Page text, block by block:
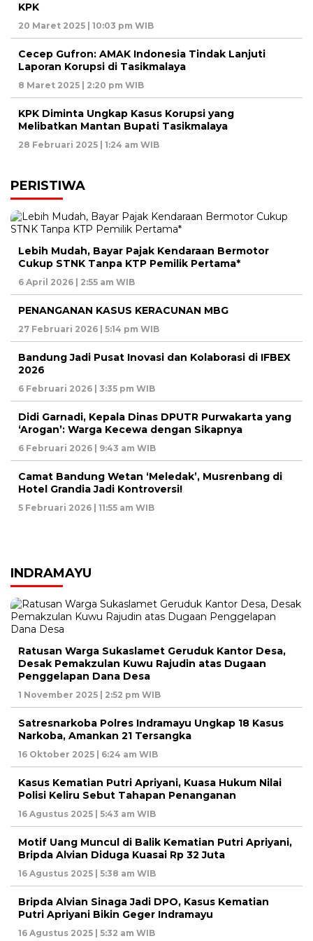
KPK
20 Maret 2025 | 10:03 pm WIB
Cecep Gufron: AMAK Indonesia Tindak Lanjuti
Laporan Korupsi di Tasikmalaya
8 Maret 2025 | 2:20 pm WIB
KPK Diminta Ungkap Kasus Korupsi yang
Melibatkan Mantan Bupati Tasikmalaya
28 Februari 2025 | 1:24 am WIB
PERISTIWA
Lebih Mudah, Bayar Pajak Kendaraan Bermotor
Cukup STNK Tanpa KTP Pemilik Pertama*
6 April 2026 | 2:55 am WIB
PENANGANAN KASUS KERACUNAN MBG
27 Februari 2026 | 5:14 pm WIB
Bandung Jadi Pusat Inovasi dan Kolaborasi di IFBEX
2026
6 Februari 2026 | 3:35 pm WIB
Didi Garnadi, Kepala Dinas DPUTR Purwakarta yang
‘Arogan’: Warga Kecewa dengan Sikapnya
6 Februari 2026 | 9:43 am WIB
Camat Bandung Wetan ‘Meledak’, Musrenbang di
Hotel Grandia Jadi Kontroversi!
5 Februari 2026 | 11:55 am WIB
INDRAMAYU
Ratusan Warga Sukaslamet Geruduk Kantor Desa,
Desak Pemakzulan Kuwu Rajudin atas Dugaan
Penggelapan Dana Desa
1 November 2025 | 2:52 pm WIB
Satresnarkoba Polres Indramayu Ungkap 18 Kasus
Narkoba, Amankan 21 Tersangka
16 Oktober 2025 | 6:24 am WIB
Kasus Kematian Putri Apriyani, Kuasa Hukum Nilai
Polisi Keliru Sebut Tahapan Penanganan
16 Agustus 2025 | 5:43 am WIB
Motif Uang Muncul di Balik Kematian Putri Apriyani,
Bripda Alvian Diduga Kuasai Rp 32 Juta
16 Agustus 2025 | 5:38 am WIB
Bripda Alvian Sinaga Jadi DPO, Kasus Kematian
Putri Apriyani Bikin Geger Indramayu
16 Agustus 2025 | 5:32 am WIB